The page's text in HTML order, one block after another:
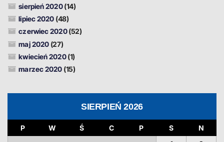
sierpień 2020(14)
lipiec 2020 (48)
czerwiec 2020(52)
maj 2020 (27)
kwiecień 2020(1)
marzec 2020 (15)
SIERPIEŃ 2026
P W Ś C P S
N